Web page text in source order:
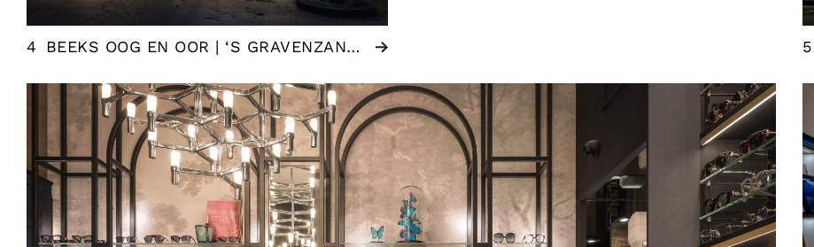
4 BEEKS OOG EN OOR | ‘S GRAVENZANDE (NL) 5